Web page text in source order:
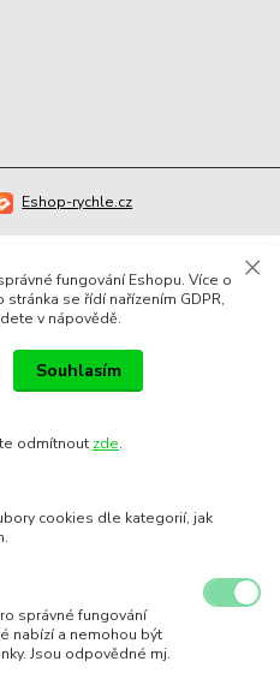
Eshop-rychle.cz
fungování Eshopu. Více o
se řídí nařízením GDPR,
v nápovědě.
Souhlasím
odmítnout zde.
cookies dle kategorií, jak
správné fungování
nabízí a nemohou být
Jsou odpovědné mj.